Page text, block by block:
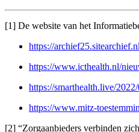
[1] De website van het
https://
https://www.icthealth.nl/
https://smarthealth.live/
https://www.mitz-
[2] “Zorgaanbieders verbinden